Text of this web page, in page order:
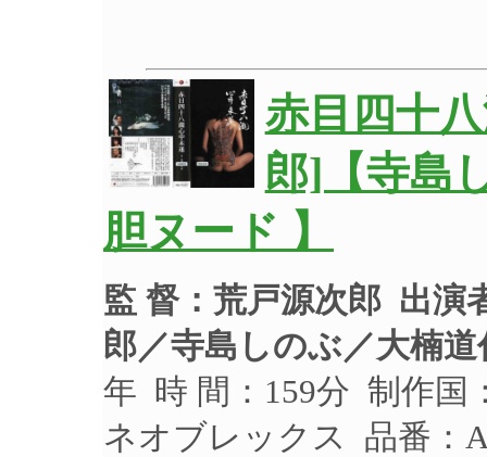
赤目四十
郎]【寺島
胆ヌード 】
監 督：荒戸源次郎 出演
郎／寺島しのぶ／大楠
年 時 間：159分 制作国
ネオブレックス 品番：